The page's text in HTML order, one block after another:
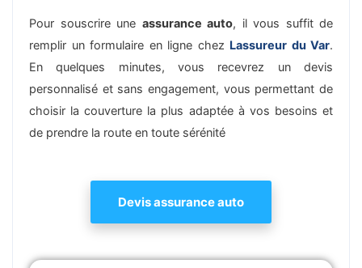
Pour souscrire une assurance auto, il vous suffit de
remplir un formulaire en ligne chez Lassureur du Var.
En quelques minutes, vous recevrez un devis
personnalisé et sans engagement, vous permettant de
choisir la couverture la plus adaptée à vos besoins et
de prendre la route en toute sérénité
Devis assurance auto